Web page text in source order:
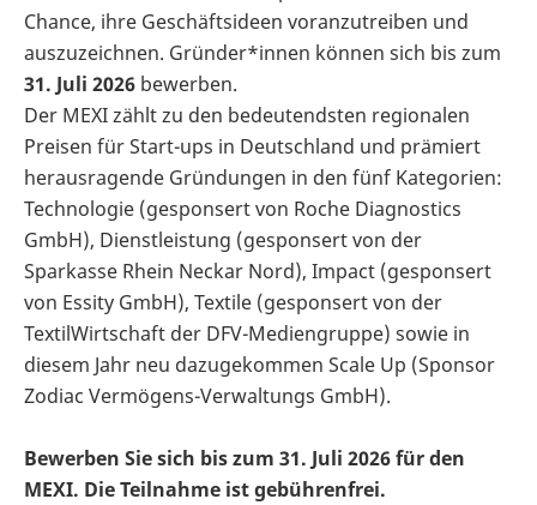
Chance, ihre Geschäftsideen voranzutreiben und
auszuzeichnen. Gründer*innen können sich bis zum
31. Juli 2026 bewerben.
Der MEXI zählt zu den bedeutendsten regionalen
Preisen für Start-ups in Deutschland und prämiert
herausragende Gründungen in den fünf Kategorien:
Technologie (gesponsert von Roche Diagnostics
GmbH), Dienstleistung (gesponsert von der
Sparkasse Rhein Neckar Nord), Impact (gesponsert
von Essity GmbH), Textile (gesponsert von der
TextilWirtschaft der DFV-Mediengruppe) sowie in
diesem Jahr neu dazugekommen Scale Up (Sponsor
Zodiac Vermögens-Verwaltungs GmbH).
Bewerben Sie sich bis zum 31. Juli 2026 für den
MEXI. Die Teilnahme ist gebührenfrei.